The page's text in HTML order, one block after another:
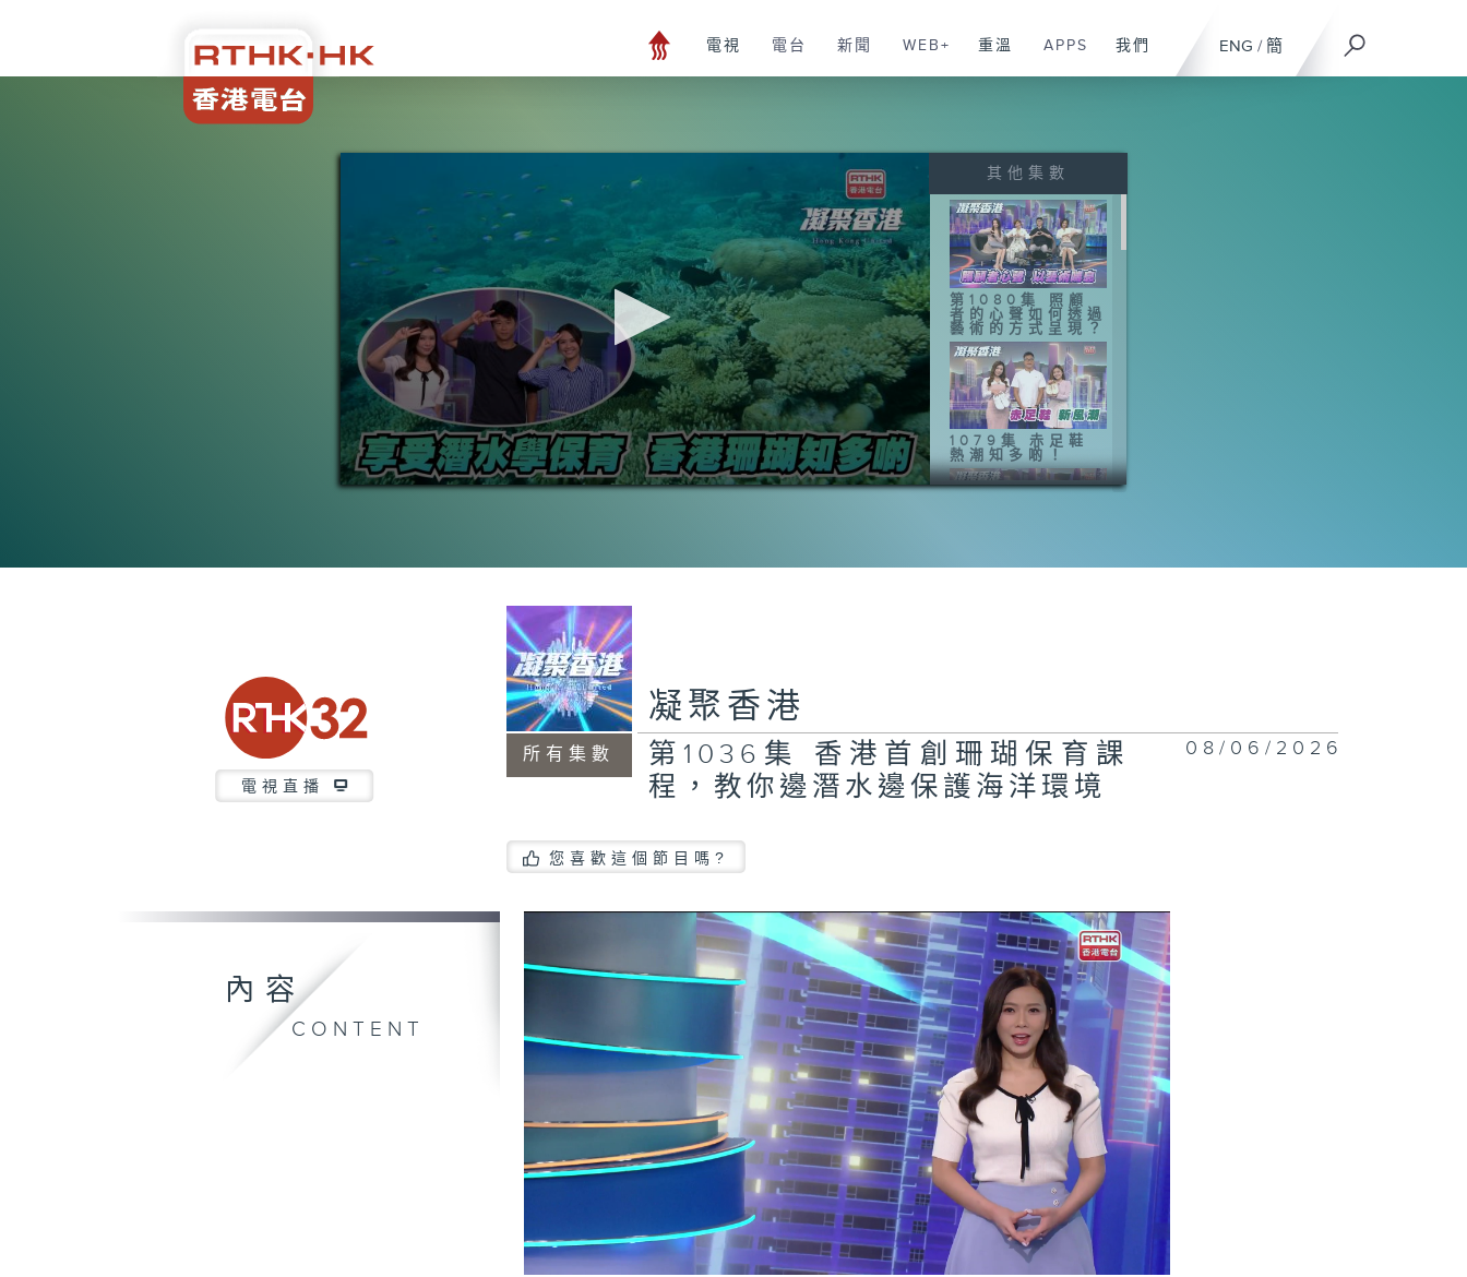
ENG / 簡
電視 電台 新聞 WEB+ 重溫 APPS 我們
0
其他集數
第1080集 照顧
者的心聲如何透過
藝術的方式呈現？
1079集 赤足鞋
熱潮知多啲！
第1078集 AI水
致食道癌？
第1075集 了解
學生心理健康，建
立互相聆聽與分享
的校園文化！
第1074集 木匠鑽
研傳統榫卯，賦予
木頭第二次生命
電視直播
所有集數
凝聚香港
第1036集 香港首創珊瑚保育課
程，教你邊潛水邊保護海洋環境
08/06/2026
您喜歡這個節目嗎?
內容
CONTENT